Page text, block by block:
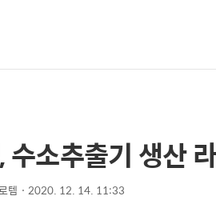
수소추출기 생산
템 2020. 12. 14. 11:33